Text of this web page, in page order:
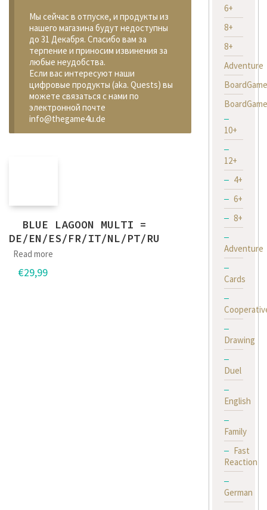
Мы сейчас в отпуске, и продукты из
нашего магазина будут недоступны
до 31 Декабря. Спасибо вам за
терпение и приносим извинения за
любые неудобства.
Если вас интересуют наши
цифровые продукты (aka. Quests) вы
можете связаться с нами по
электронной почте
info@thegame4u.de
BLUE LAGOON MULTI =
DE/EN/ES/FR/IT/NL/PT/RU
Read more
€29,99
6+
8+
8+
Adventure
10+
12+
4+
6+
8+
Adventure
Cards
Drawing
Duel
English
Family
Fast
Reaction
German